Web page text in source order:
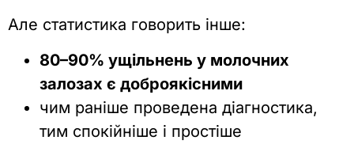
Але статистика говорить інше:
80–90% ущільнень у молочних
залозах є доброякісними
чим раніше проведена діагностика,
тим спокійніше і простіше